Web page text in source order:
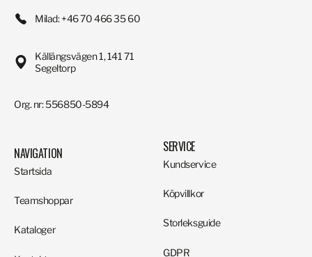
Milad: +46 70 466 35 60
Källängsvägen 1, 141 71
Segeltorp
Org. nr: 556850-5894
NAVIGATION
Startsida
Teamshoppar
Kataloger
SERVICE
Kundservice
Köpvillkor
Storleksguide
GDPR